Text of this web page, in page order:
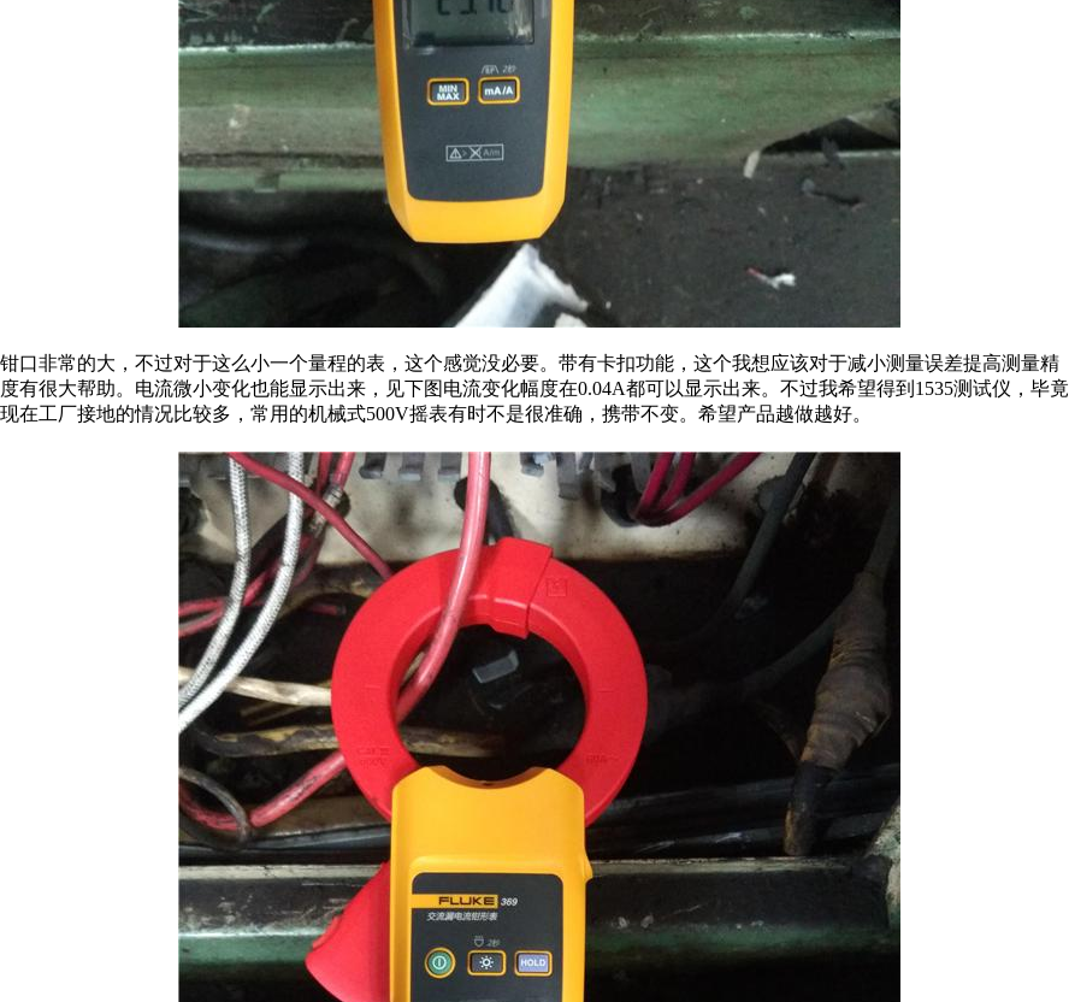
钳口非常的大，不过对于这么小一个量程的表，这个感觉没必要。带有卡扣功能，这个我想应该对于减小测量误差提高测量精
度有很大帮助。电流微小变化也能显示出来，见下图电流变化幅度在0.04A都可以显示出来。不过我希望得到1535测试仪，毕竟
现在工厂接地的情况比较多，常用的机械式500V摇表有时不是很准确，携带不变。希望产品越做越好。